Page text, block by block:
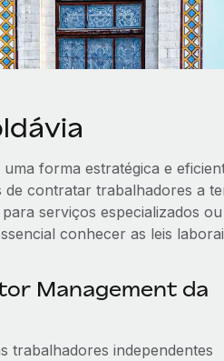
forma estratégica e
contratar trabalhadores a
serviços especializados
conhecer as leis
Management da
trabalhadores independentes